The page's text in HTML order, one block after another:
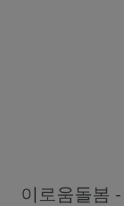
이로움돌봄